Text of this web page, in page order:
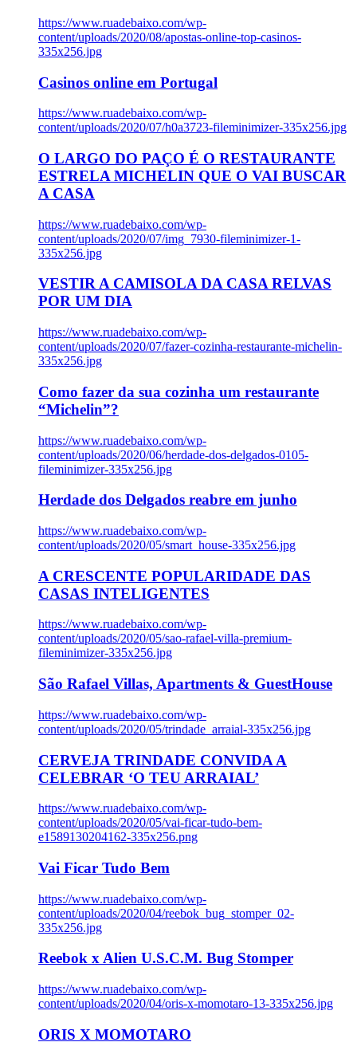
https://www.ruadebaixo.com/wp-
content/uploads/2020/08/apostas-online-top-casinos-
335x256.jpg
Casinos online em Portugal
https://www.ruadebaixo.com/wp-
content/uploads/2020/07/h0a3723-fileminimizer-335x256.jpg
O LARGO DO PAÇO É O RESTAURANTE
ESTRELA MICHELIN QUE O VAI BUSCAR
A CASA
https://www.ruadebaixo.com/wp-
content/uploads/2020/07/img_7930-fileminimizer-1-
335x256.jpg
VESTIR A CAMISOLA DA CASA RELVAS
POR UM DIA
https://www.ruadebaixo.com/wp-
content/uploads/2020/07/fazer-cozinha-restaurante-michelin-
335x256.jpg
Como fazer da sua cozinha um restaurante
“Michelin”?
https://www.ruadebaixo.com/wp-
content/uploads/2020/06/herdade-dos-delgados-0105-
fileminimizer-335x256.jpg
Herdade dos Delgados reabre em junho
https://www.ruadebaixo.com/wp-
content/uploads/2020/05/smart_house-335x256.jpg
A CRESCENTE POPULARIDADE DAS
CASAS INTELIGENTES
https://www.ruadebaixo.com/wp-
content/uploads/2020/05/sao-rafael-villa-premium-
fileminimizer-335x256.jpg
São Rafael Villas, Apartments & GuestHouse
https://www.ruadebaixo.com/wp-
content/uploads/2020/05/trindade_arraial-335x256.jpg
CERVEJA TRINDADE CONVIDA A
CELEBRAR ‘O TEU ARRAIAL’
https://www.ruadebaixo.com/wp-
content/uploads/2020/05/vai-ficar-tudo-bem-
e1589130204162-335x256.png
Vai Ficar Tudo Bem
https://www.ruadebaixo.com/wp-
content/uploads/2020/04/reebok_bug_stomper_02-
335x256.jpg
Reebok x Alien U.S.C.M. Bug Stomper
https://www.ruadebaixo.com/wp-
content/uploads/2020/04/oris-x-momotaro-13-335x256.jpg
ORIS X MOMOTARO